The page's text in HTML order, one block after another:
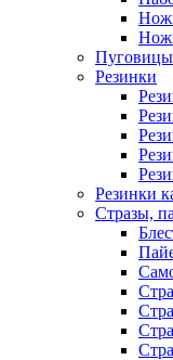
Пуговицы
Резинки
Резинки
Стразы,